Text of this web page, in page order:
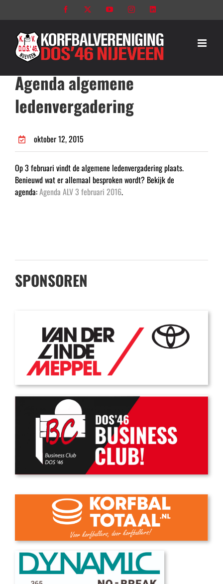
naar
Facebook YouTubeInstagram
Agenda algemene
ledenvergadering
oktober 12, 2015
Op 3 februari vindt de algemene ledenvergadering plaats.
Benieuwd wat er allemaal besproken wordt? Bekijk de
agenda:Agenda ALV 3 februari 2016.
SPONSOREN